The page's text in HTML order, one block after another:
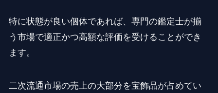
特に状態が良い個体であれば、専門の鑑定士が揃
う市場で適正かつ高額な評価を受けることができ
ます。
二次流通市場の売上の大部分を宝飾品が占めてい